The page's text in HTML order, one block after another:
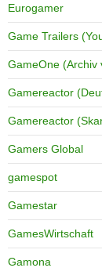
Eurogamer
Game Trailers
GameOne (Archiv
Gamereactor
Gamereactor
Gamers Global
gamespot
Gamestar
GamesWirtschaft
Gamona